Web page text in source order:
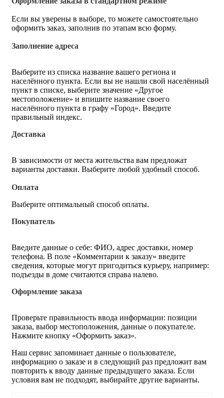
Если вы уверены в выборе, то можете самостоятельно
оформить заказ, заполнив по этапам всю форму.
Заполнение адреса
Выберите из списка название вашего региона и
населённого пункта. Если вы не нашли свой населённый
пункт в списке, выберите значение «Другое
местоположение» и впишите название своего
населённого пункта в графу «Город». Введите
правильный индекс.
Доставка
В зависимости от места жительства вам предложат
варианты доставки. Выберите любой удобный способ.
Оплата
Выберите оптимальный способ оплаты.
Покупатель
Введите данные о себе: ФИО, адрес доставки, номер
телефона. В поле «Комментарии к заказу» введите
сведения, которые могут пригодиться курьеру, например:
подъезды в доме считаются справа налево.
Оформление заказа
Проверьте правильность ввода информации: позиции
заказа, выбор местоположения, данные о покупателе.
Нажмите кнопку «Оформить заказ».
Наш сервис запоминает данные о пользователе,
информацию о заказе и в следующий раз предложит вам
повторить к вводу данные предыдущего заказа. Если
условия вам не подходят, выбирайте другие варианты.